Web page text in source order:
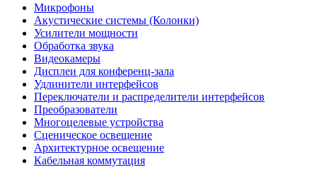
Микрофоны
Акустические системы (Колонки)
Усилители мощности
Обработка звука
Видеокамеры
Дисплеи для конференц-зала
Удлинители интерфейсов
Переключатели и распределители интерфейсов
Преобразователи
Многоцелевые устройства
Сценическое освещение
Архитектурное освещение
Кабельная коммутация